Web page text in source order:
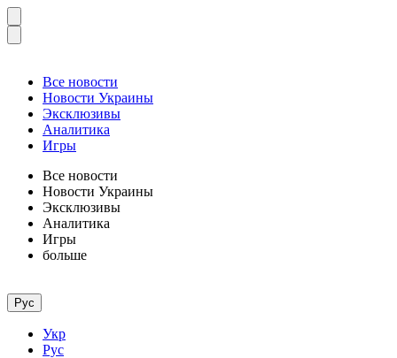
Все новости
Новости Украины
Эксклюзивы
Аналитика
Игры
Все новости
Новости Украины
Эксклюзивы
Аналитика
Игры
больше
Рус
Укр
Рус